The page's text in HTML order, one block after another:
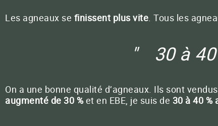
Les agneaux se finissent plus vite. Tous les
30 à
On a une bonne qualité d’agneaux. Ils sont
augmenté de 30 %et en EBE, je suis de 30 à 40